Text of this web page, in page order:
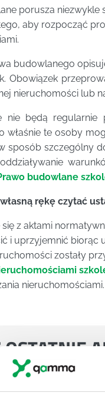
porusza niezwykle
aby rozpocząć
budowlanego
Obowiązek
nieruchomości lub
nie będą
właśnie te osoby
sposób szczególny
budowlane
rękę czytać
z aktami
i uprzyjemnić biorąc
zostały
nieruchomościami.
OSTATNIE
wiedzy